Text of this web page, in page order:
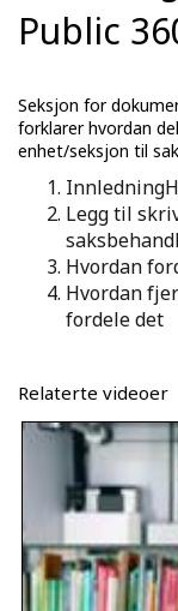
Public
Seksjon for
forklarer hvordan
enhet/seksjon til
Legg til
Hvordan
Hvordan
fordele det
Relaterte videoer